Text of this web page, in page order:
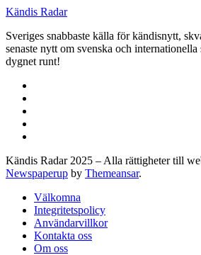
Kändis Radar
Sveriges snabbaste källa för kändisnytt,
senaste nytt om svenska och
dygnet runt!
Kändis Radar 2025 – Alla rättigheter till
Newspaperup by Themeansar.
Välkomna
Integritetspolicy
Användarvillkor
Kontakta oss
Om oss